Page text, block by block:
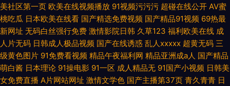
美社区第一页 欧美在线视频播放 91视频污污污 超碰在线公开 AV蜜
桃吃瓜 日本欧美在线看 国产精选免费视频 国产精品91视频 69热最
新网址 无码白丝强行免费 激情影院日韩 久草123 福利欧美在线 成
人片无码 日韩成人极品视频 国产在线诱惑 乱人xxxxx 超黄无码 三
级黄色图片 91免费看视频 精品午夜福利网 精品亚洲成a人 国产精品
萌白酱 日本理论 91操电影 91一区 成人精品无 91国产小视频 日韩美
女免费直播 A片网站网址 激情文学色 国产主播第37页 青久青青 日